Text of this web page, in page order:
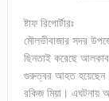
ষ্টাফ রিপোর্টারঃ
মৌলভীবাজার সদর
ছিনতাই করেছে
গুরুত্বর আহত হয়েছেন।
রকিজ মিয়া। এঘটনায়